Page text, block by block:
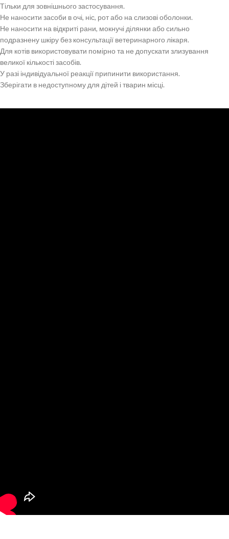
Тільки для зовнішнього застосування.
Не наносити засоби в очі, ніс, рот або на слизові оболонки.
Не наносити на відкриті рани, мокнучі ділянки або сильно
подразнену шкіру без консультації ветеринарного лікаря.
Для котів використовувати помірно та не допускати злизування
великої кількості засобів.
У разі індивідуальної реакції припинити використання.
Зберігати в недоступному для дітей і тварин місці.